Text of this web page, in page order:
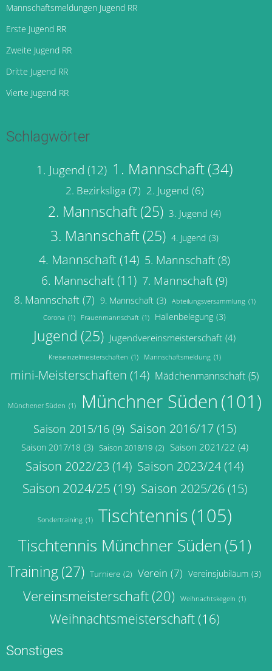
Mannschaftsmeldungen Jugend RR
Erste Jugend RR
Zweite Jugend RR
Dritte Jugend RR
Vierte Jugend RR
Schlagwörter
1. Jugend (12) 1. Mannschaft(34)
2. Bezirksliga (7) 2. Jugend (6)
2. Mannschaft (25) 3. Jugend (4)
3. Mannschaft (25) 4. Jugend (3)
4. Mannschaft(14) 5. Mannschaft (8)
6. Mannschaft(11) 7. Mannschaft (9)
8. Mannschaft (7) 9. Mannschaft (3) Abteilungsversammlung (1)
Corona (1) Frauenmannschaft (1) Hallenbelegung (3)
Jugend (25) Jugendvereinsmeisterschaft (4)
Kreiseinzelmeisterschaften (1) Mannschaftsmeldung (1)
mini-Meisterschaften (14) Mädchenmannschaft (5)
Münchener Süden (1) Münchner Süden (101)
Saison 2015/16 (9) Saison 2016/17(15)
Saison 2017/18 (3) Saison 2018/19 (2) Saison 2021/22 (4)
Saison 2022/23 (14) Saison 2023/24(14)
Saison 2024/25 (19) Saison 2025/26(15)
Sondertraining (1) Tischtennis(105)
Tischtennis Münchner Süden(51)
Training(27) Turniere (2) Verein (7) Vereinsjubiläum (3)
Vereinsmeisterschaft (20) Weihnachtskegeln (1)
Weihnachtsmeisterschaft(16)
Sonstiges